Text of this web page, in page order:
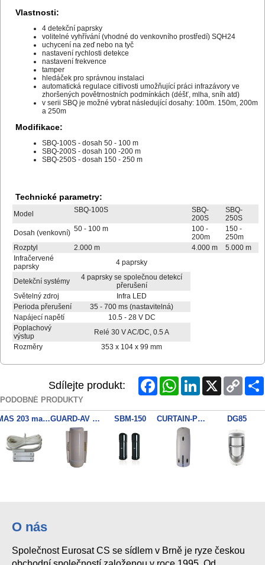
Vlastnosti:
4 detekční paprsky
volitelné vyhřívání (vhodné do venkovního prostředí) SQH24
uchycení na zeď nebo na tyč
nastavení rychlosti detekce
nastavení frekvence
tamper
hledáček pro správnou instalaci
automatická regulace citlivosti umožňující práci infrazávory ve
zhoršených povětrnostních podmínkách (déšť, mlha, sníh atd)
v serii SBQ je možné vybrat následující dosahy: 100m. 150m, 200m
a 250m
Modifikace:
SBQ-100S - dosah 50 - 100 m
SBQ-200S - dosah 100 -200 m
SBQ-250S - dosah 150 - 250 m
Technické parametry:
Model SBQ-100S
SBQ-
200S
SBQ-
250S
Dosah (venkovní) 50 - 100 m
100 -
200m
150 -
250m
Rozptyl
2.000 m 4.000 m
5.000 m
Infračervené
paprsky
4 paprsky
Detekční systémy
4 paprsky se společnou detekcí
přerušení
Světelný zdroj
Infra LED
Perioda přerušení
35 - 700 ms (nastavitelná)
Napájecí napětí
10.5 - 28 V DC
Poplachový
výstup
Relé 30 V AC/DC, 0.5 A
Rozměry
353 x 104 x 99 mm
Sdílejte produkt: FacebookWhatsAppLinkedInX
Copy
Link
PODOBNÉ PRODUKTY
MAS 203 magnetický kontakt GUARD-AV 2PIR+MW+Pet immun SBM-150 CURTAIN-PM PIR+MW+AM+WPdet DG85
O nás
Společnost Eurosat CS se sídlem v Brně je ryze českou